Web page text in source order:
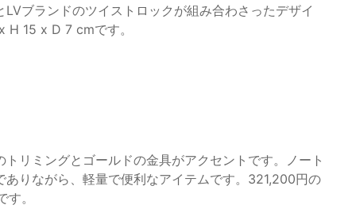
ブランドのツイストロックが組み合わさったデザイ
H 15 x D 7 cmです。
リミングとゴールドの金具がアクセントです。ノート
りながら、軽量で便利なアイテムです。321,200円の
。